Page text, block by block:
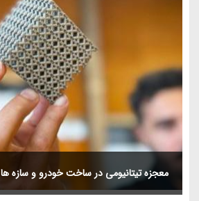
معجزه تیتانیومی در ساخت خودرو و سازه ها